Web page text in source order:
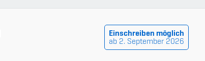
Einschreiben möglich
ab 2. September 2026